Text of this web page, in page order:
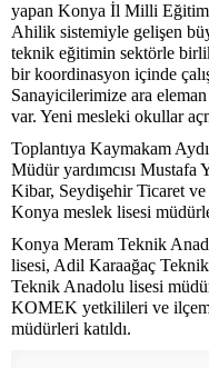
yapan Konya İl Milli Eğitim
Ahilik sistemiyle gelişen
teknik eğitimin sektörle
bir koordinasyon içinde
Sanayicilerimize ara
var. Yeni mesleki okullar
Toplantıya Kaymakam
Müdür yardımcısı
Kibar, Seydişehir Ticaret ve
Konya meslek lisesi
Konya Meram Teknik
lisesi, Adil Karaağaç
Teknik Anadolu lisesi
KOMEK yetkilileri ve
müdürleri katıldı.